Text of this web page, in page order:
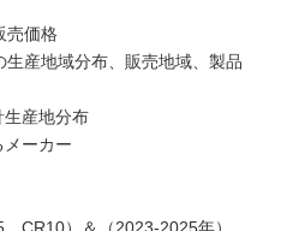
売価格
産地域分布、販売地域、製品
産地分布
ーカー